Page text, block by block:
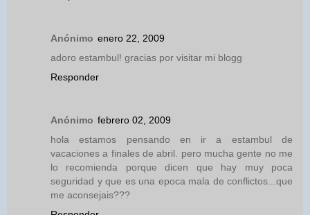
Anónimo enero 22, 2009
adoro estambul! gracias por visitar mi blogg
Responder
Anónimo febrero 02, 2009
hola estamos pensando en ir a estambul de
vacaciones a finales de abril. pero mucha gente no me
lo recomienda porque dicen que hay muy poca
seguridad y que es una epoca mala de conflictos...que
me aconsejais???